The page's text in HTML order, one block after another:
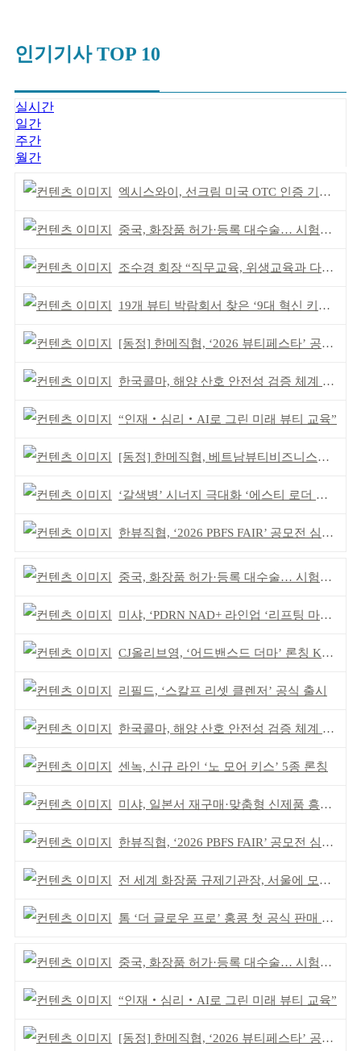
인기기사 TOP 10
실시간
일간
주간
월간
엑시스와이, 선크림 미국 OTC 인증 기념 이벤트
중국, 화장품 허가·등록 대수술… 시험자료 공용 허용
조수경 회장 “직무교육, 위생교육과 다르다”
19개 뷰티 박람회서 찾은 ‘9대 혁신 키워드’
[동정] 한메직협, ‘2026 뷰티페스타’ 공동 주최
한국콜마, 해양 산호 안전성 검증 체계 구축
“인재‧심리‧AI로 그린 미래 뷰티 교육”
[동정] 한메직협, 베트남뷰티비즈니스협회와 MOU
‘갈색병’ 시너지 극대화 ‘에스티 로더 스킨부스터’ 출시
한뷰직협, ‘2026 PBFS FAIR’ 공모전 심사 성료
중국, 화장품 허가·등록 대수술… 시험자료 공용 허용
미샤, ‘PDRN NAD+ 라인업 ‘리프팅 마스크’ 출시
CJ올리브영, ‘어드밴스드 더마’ 론칭 K더마 육성 박차
리필드, ‘스칼프 리셋 클렌저’ 공식 출시
한국콜마, 해양 산호 안전성 검증 체계 구축
센녹, 신규 라인 ‘노 모어 키스’ 5종 론칭
미샤, 일본서 재구매·맞춤형 신제품 흥행 ‘쌍끌이’
한뷰직협, ‘2026 PBFS FAIR’ 공모전 심사 성료
전 세계 화장품 규제기관장, 서울에 모인다
톰 ‘더 글로우 프로’ 홍콩 첫 공식 판매 완판
중국, 화장품 허가·등록 대수술… 시험자료 공용 허용
“인재‧심리‧AI로 그린 미래 뷰티 교육”
[동정] 한메직협, ‘2026 뷰티페스타’ 공동 주최